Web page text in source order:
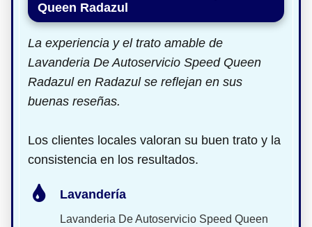
Queen Radazul
La experiencia y el trato amable de
Lavanderia De Autoservicio Speed Queen
Radazul en Radazul se reflejan en sus
buenas reseñas.
Los clientes locales valoran su buen trato y la
consistencia en los resultados.
Lavandería
Lavanderia De Autoservicio Speed Queen